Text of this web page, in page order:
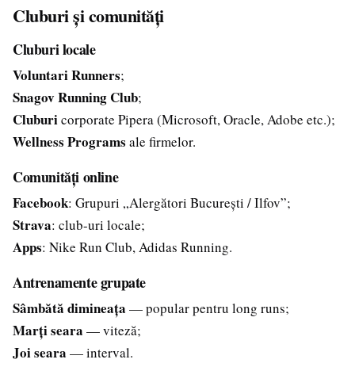
Cluburi și comunități
Cluburi locale
Voluntari Runners;
Snagov Running Club;
Cluburicorporate Pipera (Microsoft, Oracle, Adobe etc.);
Wellness Programs ale firmelor.
Comunități online
Facebook: Grupuri „Alergători București / Ilfov”;
Strava: club-uri locale;
Apps: Nike Run Club, Adidas Running.
Antrenamente grupate
Sâmbătă dimineața — popular pentru long runs;
Marți seara — viteză;
Joi seara — interval.